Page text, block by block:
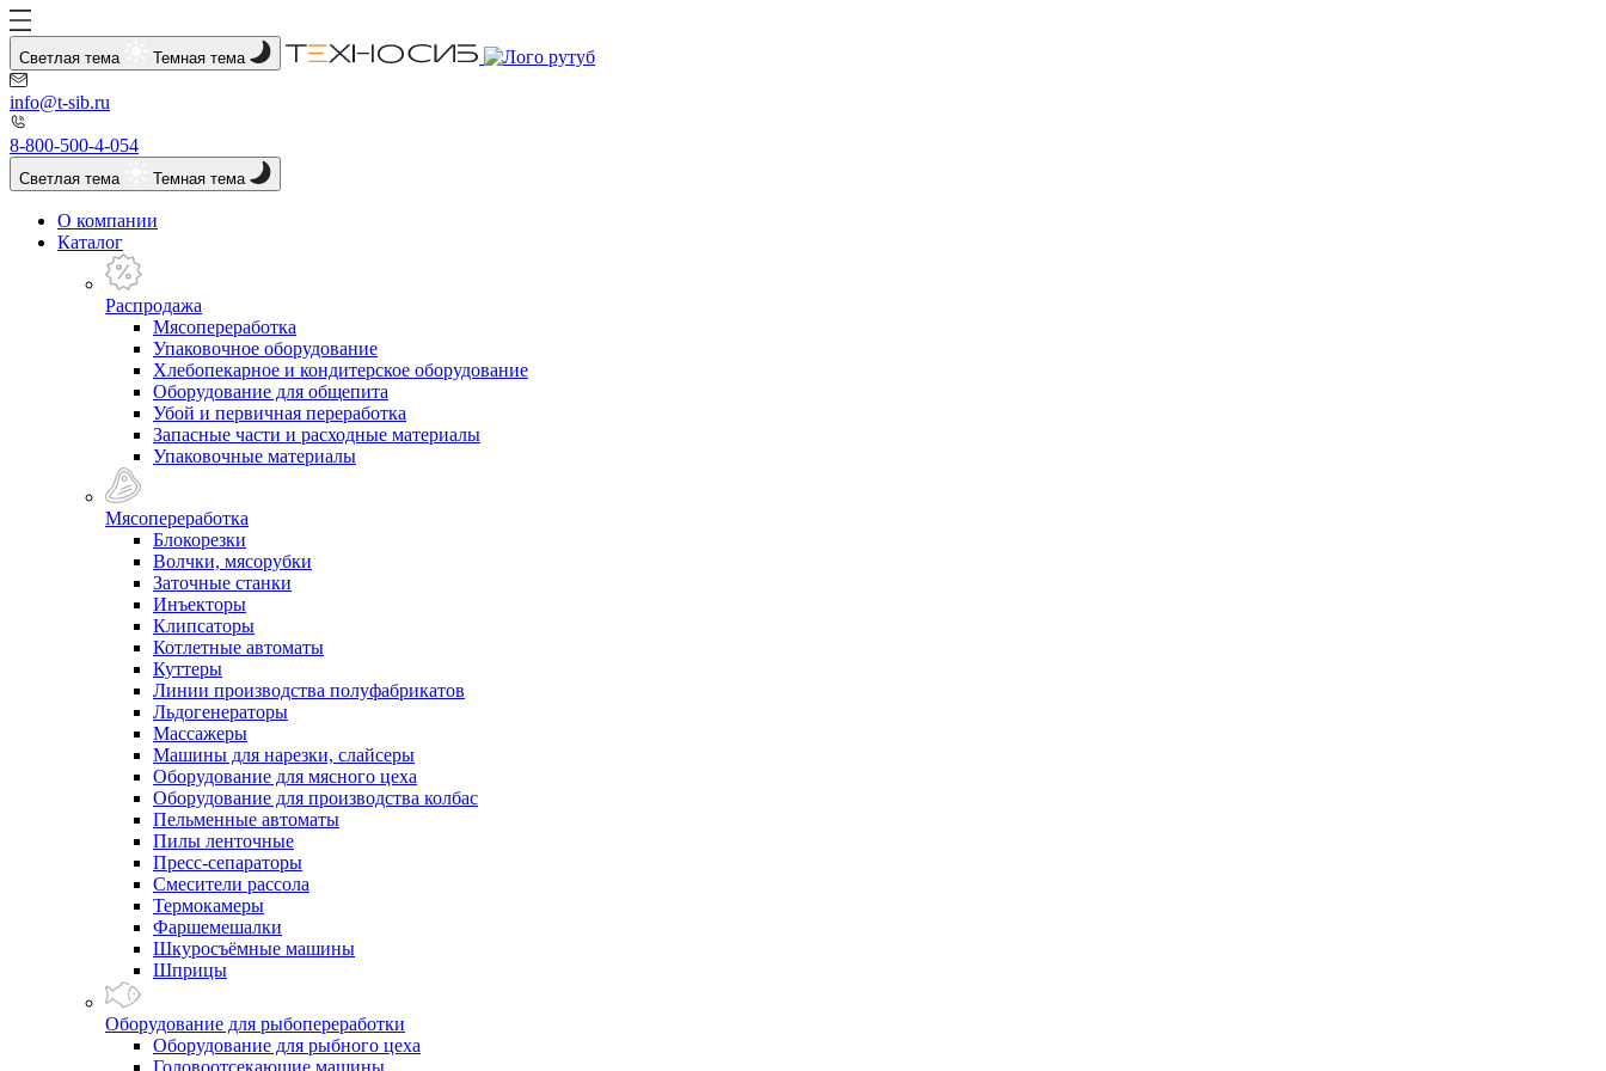
Светлая тема Темная тема
info@t-sib.ru
8-800-500-4-054
Светлая тема Темная тема
О компании
Каталог
Распродажа
Мясопереработка
Упаковочное оборудование
Хлебопекарное и кондитерское оборудование
Оборудование для общепита
Убой и первичная переработка
Запасные части и расходные материалы
Упаковочные материалы
Мясопереработка
Блокорезки
Волчки, мясорубки
Заточные станки
Инъекторы
Клипсаторы
Котлетные автоматы
Куттеры
Линии производства полуфабрикатов
Льдогенераторы
Массажеры
Машины для нарезки, слайсеры
Оборудование для мясного цеха
Оборудование для производства колбас
Пельменные автоматы
Пилы ленточные
Пресс-сепараторы
Смесители рассола
Термокамеры
Фаршемешалки
Шкуросъёмные машины
Шприцы
Оборудование для рыбопереработки
Оборудование для рыбного цеха
Головоотсекающие машины